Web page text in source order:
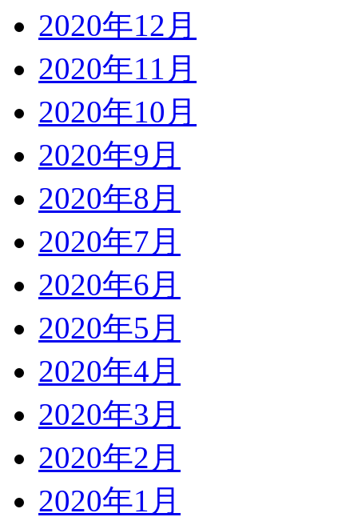
2020年12月
2020年11月
2020年10月
2020年9月
2020年8月
2020年7月
2020年6月
2020年5月
2020年4月
2020年3月
2020年2月
2020年1月